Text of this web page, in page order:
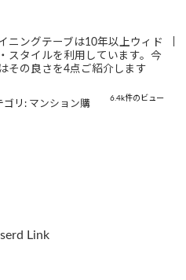
ニングテーブは10年以上ウィド
スタイルを利用しています。今
その良さを4点ご紹介します
6.4k件のビュー
ゴリ: マンション購
Link